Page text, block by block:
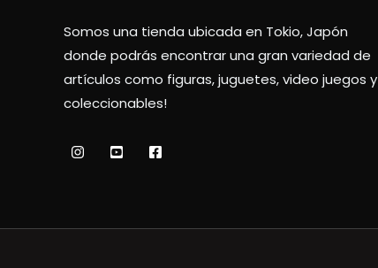
Somos una tienda ubicada en Tokio, Japón
donde podrás encontrar una gran variedad de
artículos como figuras, juguetes, video juegos y
coleccionables!